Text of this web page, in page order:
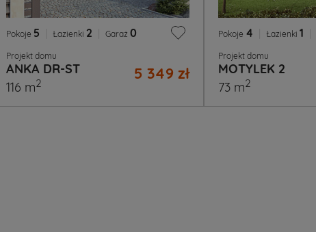
Pokoje 5 Łazienki 2 Garaż 0
Projekt domu
ANKA DR-ST 5 349 zł
116 m2
Pokoje 4 Łazienki 1
Projekt domu
MOTYLEK 2
73 m2